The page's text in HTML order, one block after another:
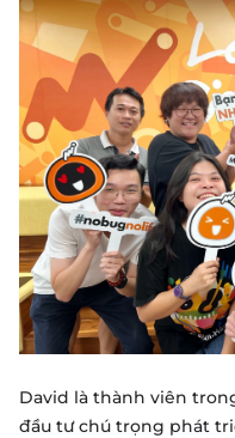
David là thành viên
đầu tư chú trọng phát